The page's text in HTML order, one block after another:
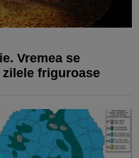
Vremea se
friguroase